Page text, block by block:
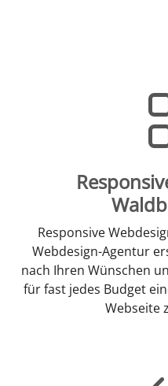
Responsive
Webdesign-Agentur
nach Ihren Wünschen
für fast jedes Budget
Webseite